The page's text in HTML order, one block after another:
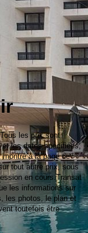
les prix sont
et les dates spécifiées,
à la page de
tout autre prix, sous
en cours.Transat
les informations sur
les photos, le plan et
toutefois être